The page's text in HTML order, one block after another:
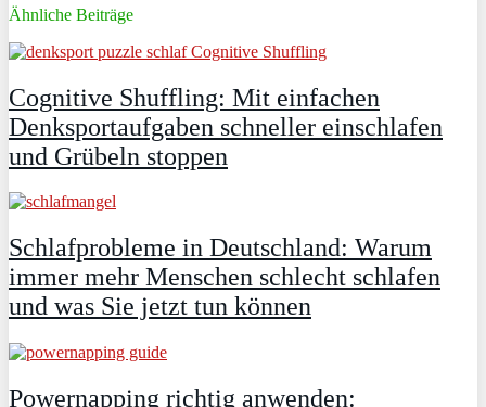
Ähnliche Beiträge
Cognitive Shuffling: Mit einfachen
Denksportaufgaben schneller einschlafen
und Grübeln stoppen
Schlafprobleme in Deutschland: Warum
immer mehr Menschen schlecht schlafen
und was Sie jetzt tun können
Powernapping richtig anwenden: